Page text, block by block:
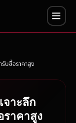
บซื้อราคาสูง
จาะลึก
ราคาสูง